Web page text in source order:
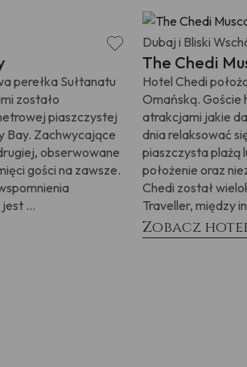
perełka Sułtanatu
zostało
piaszczystej
Bay. Zachwycające
obserwowane
gości na zawsze.
...
Dubaj i Bliski
The Chedi
Hotel Chedi
Omańską. Goście
atrakcjami jakie
dnia relaksować
piaszczysta plażą
położenie oraz
Chedi został
Traveller, między
Zobacz